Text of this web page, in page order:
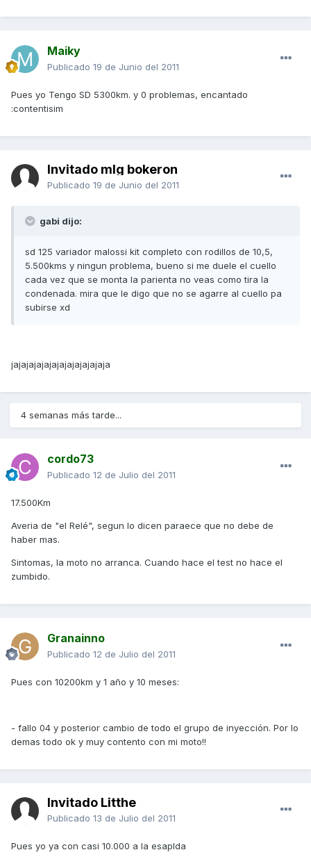
Maiky
Publicado 19 de Junio del 2011
Pues yo Tengo SD 5300km. y 0 problemas, encantado
:contentisim
Invitado mlg bokeron
Publicado 19 de Junio del 2011
gabi dijo:
sd 125 variador malossi kit completo con rodillos de 10,5,
5.500kms y ningun problema, bueno si me duele el cuello
cada vez que se monta la parienta no veas como tira la
condenada. mira que le digo que no se agarre al cuello pa
subirse xd
jajajajajajajajajajajajaja
4 semanas más tarde...
cordo73
Publicado 12 de Julio del 2011
17.500Km
Averia de "el Relé", segun lo dicen paraece que no debe de
haber mas.
Sintomas, la moto no arranca. Cuando hace el test no hace el
zumbido.
Granainno
Publicado 12 de Julio del 2011
Pues con 10200km y 1 año y 10 meses:
- fallo 04 y posterior cambio de todo el grupo de inyección. Por lo
demas todo ok y muy contento con mi moto!!
Invitado Litthe
Publicado 13 de Julio del 2011
Pues yo ya con casi 10.000 a la esaplda